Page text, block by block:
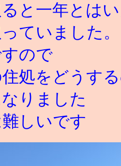
と一年とは
ていました。
ので
処をどうす
りました
しいです